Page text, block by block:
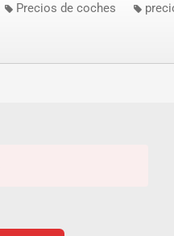
Precios de coches